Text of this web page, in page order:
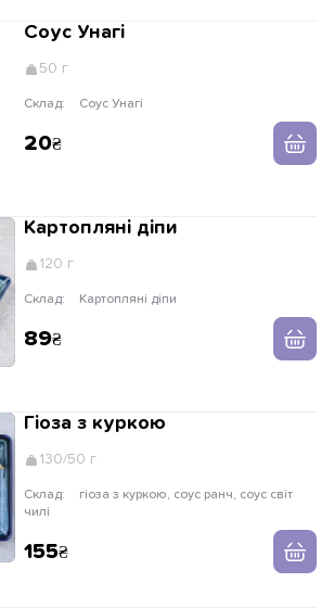
Соус Унагі
50 г
Склад: Соус Унагі
20
Картопляні діпи
120 г
Склад: Картопляні діпи
89
Гіоза з куркою
130/50 г
Склад:
чилі
155